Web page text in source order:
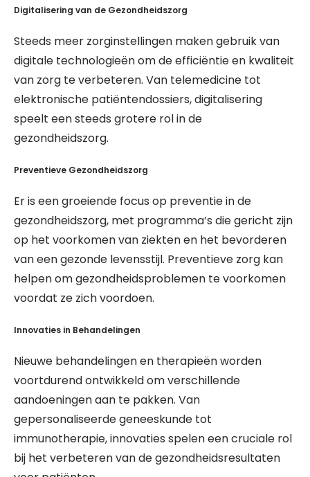
Digitalisering van de Gezondheidszorg
Steeds meer zorginstellingen maken gebruik van
digitale technologieën om de efficiëntie en kwaliteit
van zorg te verbeteren. Van telemedicine tot
elektronische patiëntendossiers, digitalisering
speelt een steeds grotere rol in de
gezondheidszorg.
Preventieve Gezondheidszorg
Er is een groeiende focus op preventie in de
gezondheidszorg, met programma’s die gericht zijn
op het voorkomen van ziekten en het bevorderen
van een gezonde levensstijl. Preventieve zorg kan
helpen om gezondheidsproblemen te voorkomen
voordat ze zich voordoen.
Innovaties in Behandelingen
Nieuwe behandelingen en therapieën worden
voortdurend ontwikkeld om verschillende
aandoeningen aan te pakken. Van
gepersonaliseerde geneeskunde tot
immunotherapie, innovaties spelen een cruciale rol
bij het verbeteren van de gezondheidsresultaten